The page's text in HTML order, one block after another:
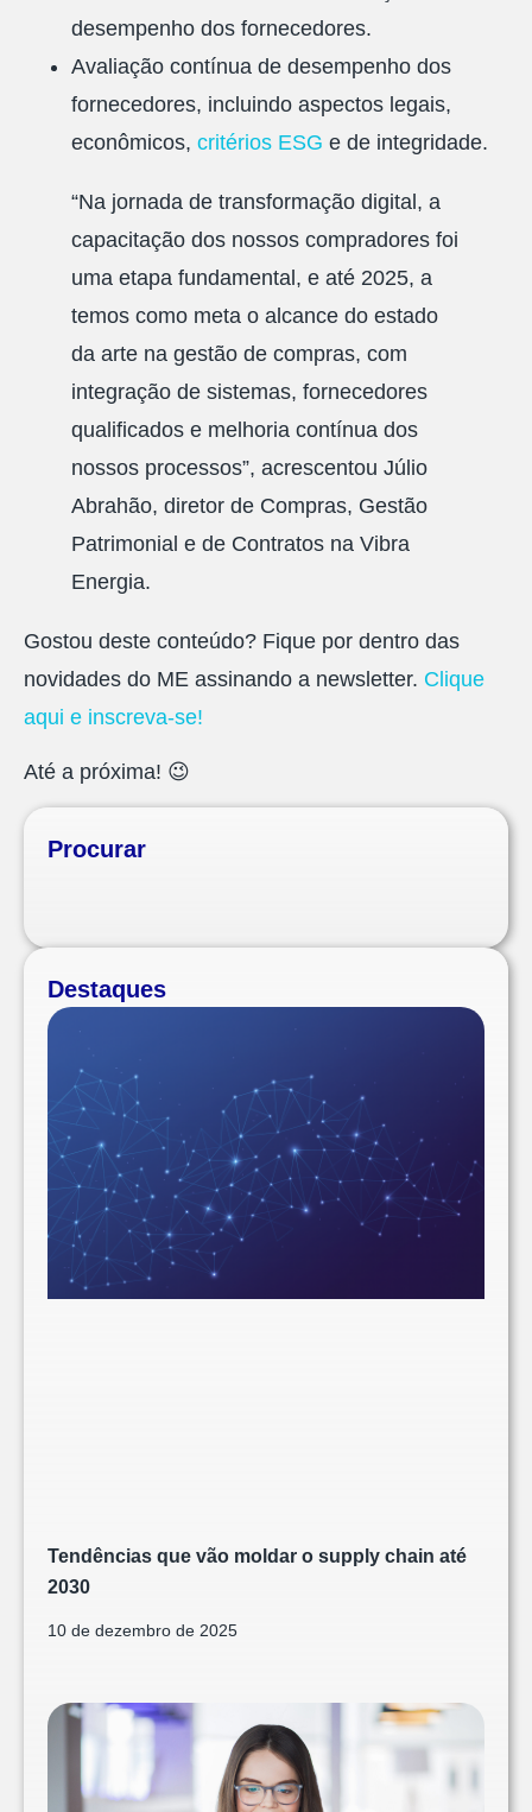
desempenho dos fornecedores.
Avaliação contínua de desempenho dos
fornecedores, incluindo aspectos legais,
econômicos, critérios ESG e de integridade.
“Na jornada de transformação digital, a
capacitação dos nossos compradores foi
uma etapa fundamental, e até 2025, a
temos como meta o alcance do estado
da arte na gestão de compras, com
integração de sistemas, fornecedores
qualificados e melhoria contínua dos
nossos processos”, acrescentou Júlio
Abrahão, diretor de Compras, Gestão
Patrimonial e de Contratos na Vibra
Energia.
Gostou deste conteúdo? Fique por dentro das
novidades do ME assinando a newsletter. Clique
aqui e inscreva-se!
Até a próxima! 😉
Procurar
Destaques
Tendências que vão moldar o supply chain até
2030
10 de dezembro de 2025